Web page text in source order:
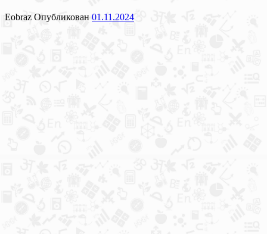
Eobraz Опубликован 01.11.2024